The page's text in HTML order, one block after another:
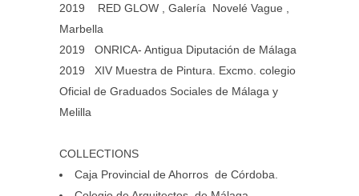
2019 RED GLOW , Galería Novelé Vague ,
Marbella
2019 ONRICA- Antigua Diputación de Málaga
2019 XIV Muestra de Pintura. Excmo. colegio
Oficial de Graduados Sociales de Málaga y
Melilla
COLLECTIONS
Caja Provincial de Ahorros de Córdoba.